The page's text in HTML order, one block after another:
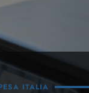
ITALIA